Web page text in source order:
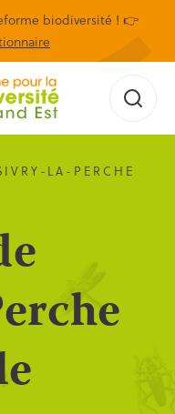
biodiversité ! 👉
LA-PERCHE